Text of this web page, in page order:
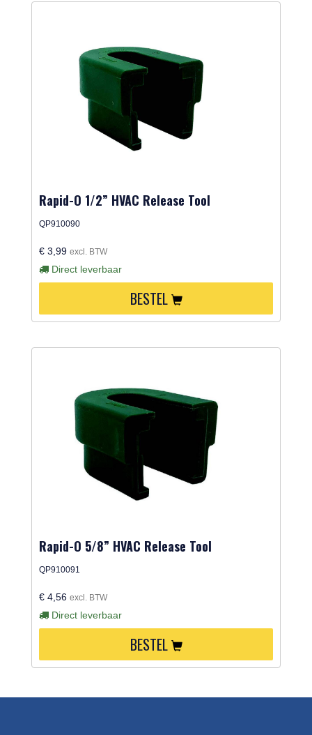
Rapid-O 1/2” HVAC Release Tool
QP910090
€ 3,99 excl. BTW
Direct leverbaar
BESTEL
Rapid-O 5/8” HVAC Release Tool
QP910091
€ 4,56 excl. BTW
Direct leverbaar
BESTEL